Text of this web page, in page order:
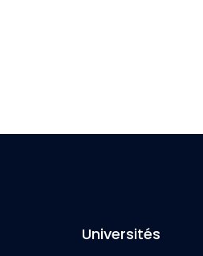
Universités